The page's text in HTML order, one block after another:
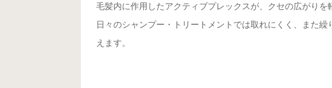
毛髪内に作用したアクティブプレックスが、クセの広がりを
日々のシャンプー・トリートメントでは取れにくく、また
えます。